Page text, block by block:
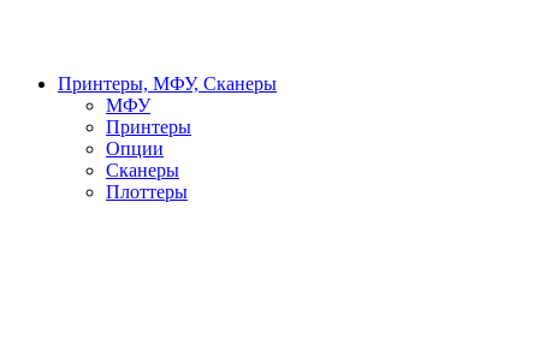
Принтеры, МФУ, Сканеры
МФУ
Принтеры
Опции
Сканеры
Плоттеры